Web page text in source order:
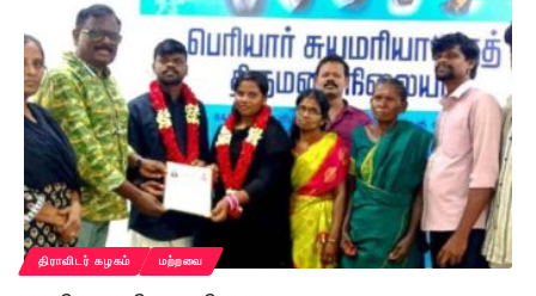
திராவிடர் கழகம் மற்றவை